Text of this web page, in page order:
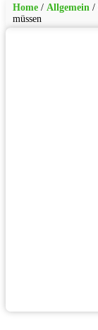
Home / Allgemein /
müssen